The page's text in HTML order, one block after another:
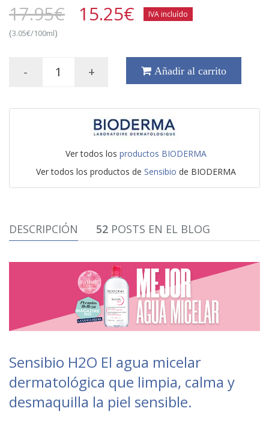
17.95€ 15.25€ IVA incluído
(3.05€/100ml)
- + Añadir al carrito
Ver todos los productos BIODERMA
Ver todos los productos de Sensibio de BIODERMA
DESCRIPCIÓN 52 POSTS EN EL BLOG
Sensibio H2O El agua micelar
dermatológica que limpia, calma y
desmaquilla la piel sensible.